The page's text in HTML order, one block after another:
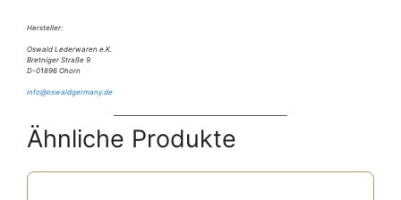
Hersteller:
Oswald Lederwaren e.K.
Bretniger Straße 9
D-01896 Ohorn
info@oswaldgermany.de
Ähnliche Produkte